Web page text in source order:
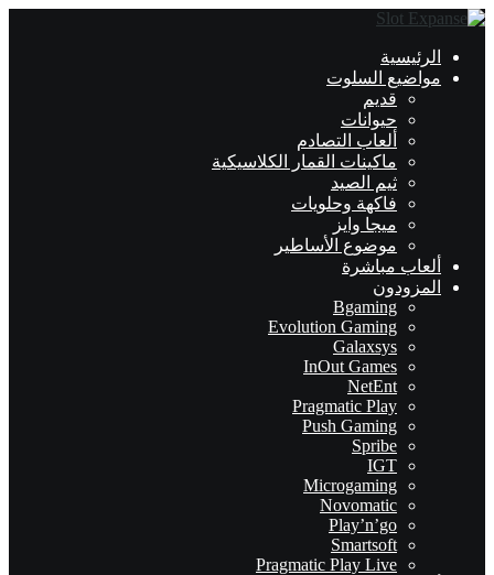
الرئيسية
مواضيع السلوت
قديم
حيوانات
ألعاب التصادم
ماكينات القمار الكلاسيكية
ثيم الصيد
فاكهة وحلويات
ميجا وايز
موضوع الأساطير
ألعاب مباشرة
المزودون
Bgaming
Evolution Gaming
Galaxsys
InOut Games
NetEnt
Pragmatic Play
Push Gaming
Spribe
IGT
Microgaming
Novomatic
Play’n’go
Smartsoft
Pragmatic Play Live